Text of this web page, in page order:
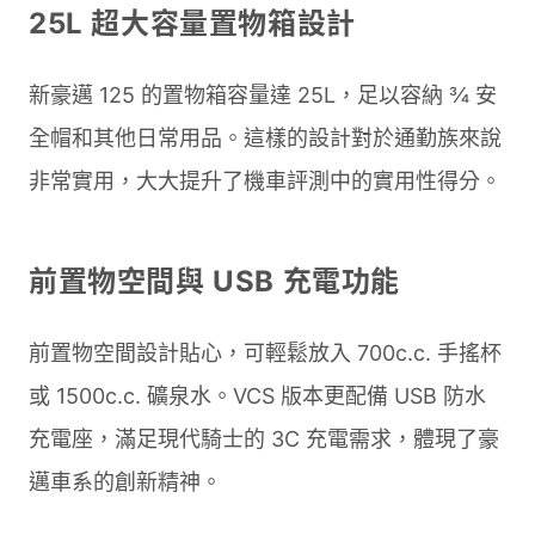
25L 超大容量置物箱設計
新豪邁 125 的置物箱容量達 25L，足以容納 ¾ 安
全帽和其他日常用品。這樣的設計對於通勤族來說
非常實用，大大提升了機車評測中的實用性得分。
前置物空間與 USB 充電功能
前置物空間設計貼心，可輕鬆放入 700c.c. 手搖杯
或 1500c.c. 礦泉水。VCS 版本更配備 USB 防水
充電座，滿足現代騎士的 3C 充電需求，體現了豪
邁車系的創新精神。